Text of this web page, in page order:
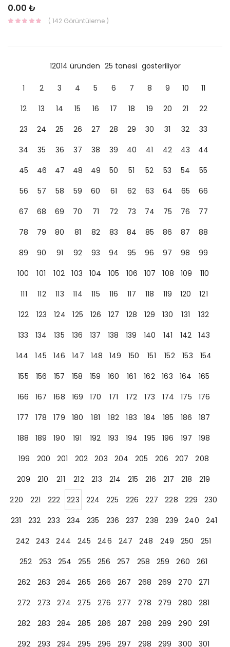
0.00 ₺
( 142 Görüntüleme )
12014 üründen 25 tanesi gösteriliyor
1 2 3 4 5 6 7 8 9 10
11
12
13 14 15 16 17 18 19 20 21
22
23
24 25 26 27 28 29 30 31 32
33
34
35 36 37 38 39 40 41 42 43
44
45
46 47 48 49 50 51 52 53 54
55
56
57 58 59 60 61 62 63 64 65
66
67
68 69 70 71 72 73 74 75 76
77
78
79 80 81 82 83 84 85 86 87
88
89
90 91 92 93 94 95 96 97 98
99
100
101 102 103 104 105 106 107 108 109
110
111
112 113 114 115 116 117 118 119 120
121
122
123 124 125 126 127 128 129 130 131
132
133
134 135 136 137 138 139 140 141 142
143
144
145 146 147 148 149 150 151 152 153
154
155
156 157 158 159 160 161 162 163 164
165
166
167 168 169 170 171 172 173 174 175
176
177
178 179 180 181 182 183 184 185 186
187
188
189 190 191 192 193 194 195 196 197
198
199
200 201 202 203 204 205 206 207
208
209
210 211 212 213 214 215 216 217 218
219
220
221 222 223 224 225 226 227 228 229
230
231
232 233 234 235 236 237 238 239 240
241
242
243 244 245 246 247 248 249 250
251
252
253 254 255 256 257 258 259 260
261
262
263 264 265 266 267 268 269 270
271
272
273 274 275 276 277 278 279 280
281
282
283 284 285 286 287 288 289 290
291
292
293 294 295 296 297 298 299 300 301